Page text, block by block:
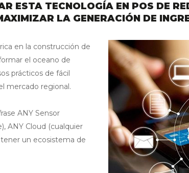
Infraestructura como un
Internet de las cosas
IT como servicio
Monitoreo de redes e
Seguridad como un
Seguridad integrada
ESTA TECNOLOGÍA EN POS DE
LA GENERACIÓN DE
en la construcción de
el oceano de
prácticos de fácil
mercado regional.
ANY Sensor
ANY Cloud (cualquier
un ecosistema de